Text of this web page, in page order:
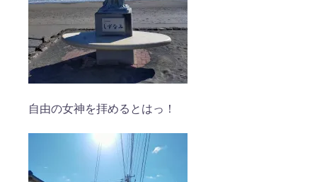
自由の女神を拝めるとはっ！